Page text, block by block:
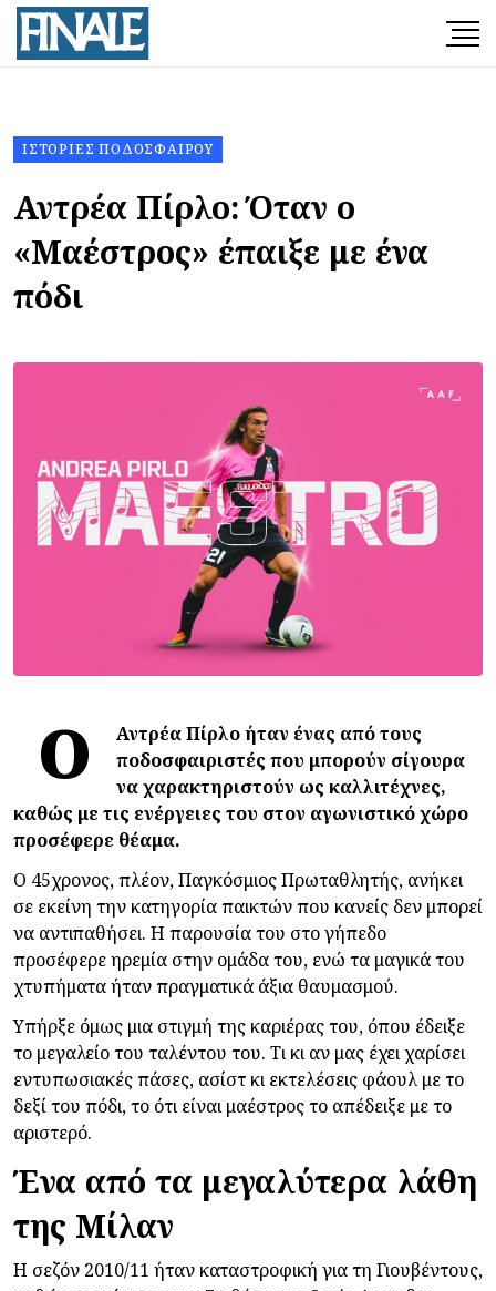
ΙΣΤΟΡΊΕΣ ΠΟΔΟΣΦΑΊΡΟΥ
Αντρέα Πίρλο: Όταν ο
«Μαέστρος» έπαιξε με ένα
πόδι
Ο
Αντρέα Πίρλο ήταν ένας από τους
ποδοσφαιριστές που μπορούν σίγουρα
να χαρακτηριστούν ως καλλιτέχνες,
καθώς με τις ενέργειες του στον αγωνιστικό χώρο
προσέφερε θέαμα.
O 45χρονος, πλέον, Παγκόσμιος Πρωταθλητής, ανήκει
σε εκείνη την κατηγορία παικτών που κανείς δεν μπορεί
να αντιπαθήσει. Η παρουσία του στο γήπεδο
προσέφερε ηρεμία στην ομάδα του, ενώ τα μαγικά του
χτυπήματα ήταν πραγματικά άξια θαυμασμού.
Υπήρξε όμως μια στιγμή της καριέρας του, όπου έδειξε
το μεγαλείο του ταλέντου του. Τι κι αν μας έχει χαρίσει
εντυπωσιακές πάσες, ασίστ κι εκτελέσεις φάουλ με το
δεξί του πόδι, το ότι είναι μαέστρος το απέδειξε με το
αριστερό.
Ένα από τα μεγαλύτερα λάθη
της Μίλαν
Η σεζόν 2010/11 ήταν καταστροφική για τη Γιουβέντους,